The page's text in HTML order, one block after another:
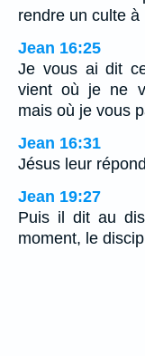
rendre un culte à
Jean 16:25
Je vous ai dit
vient où je ne
mais où je vous
Jean 16:31
Jésus leur
Jean 19:27
Puis il dit au
moment, le